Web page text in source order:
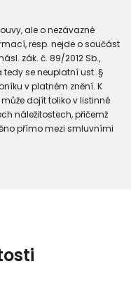
ale o nezávazné
resp. nejde o součást
zák. č. 89/2012 Sb.,
se neuplatní ust. §
v platném znění. K
dojít toliko v listinné
náležitostech, přičemž
přímo mezi smluvními